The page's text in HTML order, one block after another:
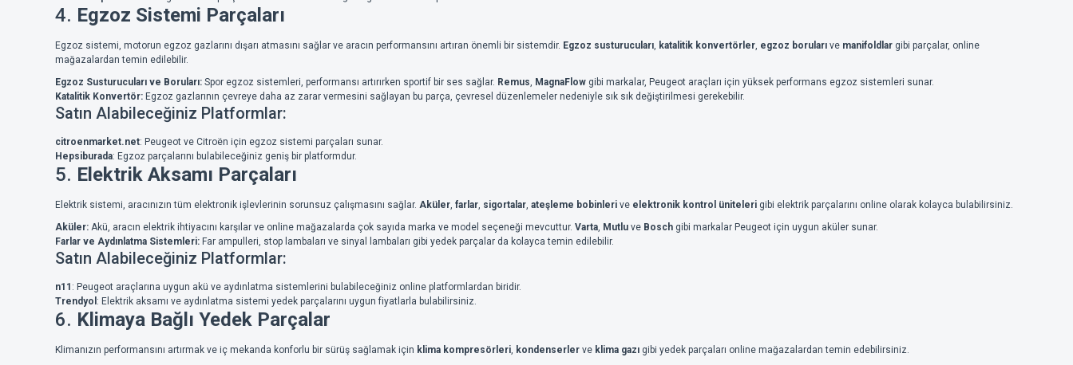
4. Egzoz Sistemi Parçaları
Egzoz sistemi, motorun egzoz gazlarını dışarı atmasını sağlar ve aracın performansını artıran önemli bir sistemdir. Egzoz susturucuları, katalitik konvertörler, egzoz boruları ve manifoldlar gibi parçalar, online
mağazalardan temin edilebilir.
Egzoz Susturucuları ve Boruları: Spor egzoz sistemleri, performansı artırırken sportif bir ses sağlar. Remus, MagnaFlow gibi markalar, Peugeot araçları için yüksek performans egzoz sistemleri sunar.
Katalitik Konvertör: Egzoz gazlarının çevreye daha az zarar vermesini sağlayan bu parça, çevresel düzenlemeler nedeniyle sık sık değiştirilmesi gerekebilir.
Satın Alabileceğiniz Platformlar:
citroenmarket.net: Peugeot ve Citroën için egzoz sistemi parçaları sunar.
Hepsiburada: Egzoz parçalarını bulabileceğiniz geniş bir platformdur.
5. Elektrik Aksamı Parçaları
Elektrik sistemi, aracınızın tüm elektronik işlevlerinin sorunsuz çalışmasını sağlar. Aküler, farlar, sigortalar, ateşleme bobinleri ve elektronik kontrol üniteleri gibi elektrik parçalarını online olarak kolayca bulabilirsiniz.
Aküler: Akü, aracın elektrik ihtiyacını karşılar ve online mağazalarda çok sayıda marka ve model seçeneği mevcuttur. Varta, Mutlu ve Bosch gibi markalar Peugeot için uygun aküler sunar.
Farlar ve Aydınlatma Sistemleri: Far ampulleri, stop lambaları ve sinyal lambaları gibi yedek parçalar da kolayca temin edilebilir.
Satın Alabileceğiniz Platformlar:
n11 : Peugeot araçlarına uygun akü ve aydınlatma sistemlerini bulabileceğiniz online platformlardan biridir.
Trendyol : Elektrik aksamı ve aydınlatma sistemi yedek parçalarını uygun fiyatlarla bulabilirsiniz.
6. Klimaya Bağlı Yedek Parçalar
Klimanızın performansını artırmak ve iç mekanda konforlu bir sürüş sağlamak için klima kompresörleri, kondenserler ve klima gazı gibi yedek parçaları online mağazalardan temin edebilirsiniz.